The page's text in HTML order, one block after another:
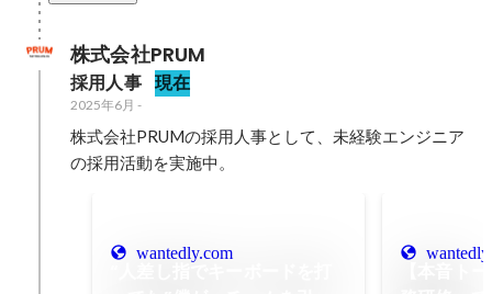
株式会社PRUM
採用人事 現在
2025年6月 -
株式会社PRUMの採用人事として、未経験エンジニア
の採用活動を実施中。
wantedly.com